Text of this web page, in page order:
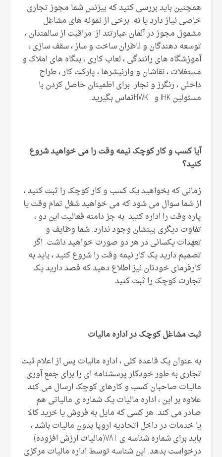
همچنین باید بررسی کنید که بیزنس شما مجوز تجاری
خاصی نیاز دارد یا نه. برخی از نمونه های مشاغل
مشمول مجوز در آلمان عبارتند از: مراقبت از سالمندان ،
توسعه دهندگان و ناظران ساخت و ساز ، سقف سازی ،
آموزشگاه های رانندگی ، لعاب کاری ، بنگاه های املاک و
مستغلات ، نقاشان و وارنیشرها ، پارکت کار ، طراح
داخلی ، رنگرز و نجار. برای اطمینان حاصل کردن با
مسئولین IHK و HWKتماس بگیرید.
آیا کسب و کار کوچک نیمه وقت را می خواهید شروع
کنید؟
زمانی که بخواهید یک کسب و کار کوچک را ثبت کنید ،
از شما سوال می شود که می خواهید شغل تمام وقت یا
پاره وقت را اداره کنید .به جز دامنه فعالیت این دو ،
تفاوت دیگری بینشان وجود ندارد. شما وظایف و
تعهدات یکسانی در هر دو صورت خواهید داشت. اگر
تصمیم دارید یک کار نیمه وقت را شروع کنید ، باید به
کارفرمای خودتان نیز اطلاع دهید که قصد دارید یک
تجارت کوچک را ثبت کنید.
ثبت مشاغل کوچک در اداره مالیات
به عنوان یک قاعده کلی ، اداره مالیات پس از اعلام ثبت
تجاری به طور خودکار پرسشنامه ای را برای جمع آوری
مالیات صاحبان کسب و کارهای کوچک ارسال می کند.
علاوه بر این ، اداره مالیات یک شماره ی مالیاتی هم
صادر می کند. هر کسی که مایل به فروش یا خرید کالا
یا خدمات در داخل اتحادیه اروپا بدون مالیات باشد ،
باید برای شماره شناسه ی VAT(مالیات ارزش افزوده)
درخواست بدهد. این شناسه توسط اداره مالیات مرکزی